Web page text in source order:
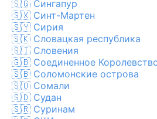
🇸🇬 Сингапур
🇸🇽 Синт-Мартен
🇸🇾 Сирия
🇸🇰 Словацкая республика
🇸🇮 Словения
🇬🇧 Соединенное
🇸🇧 Соломонские острова
🇸🇴 Сомали
🇸🇩 Судан
🇸🇷 Суринам